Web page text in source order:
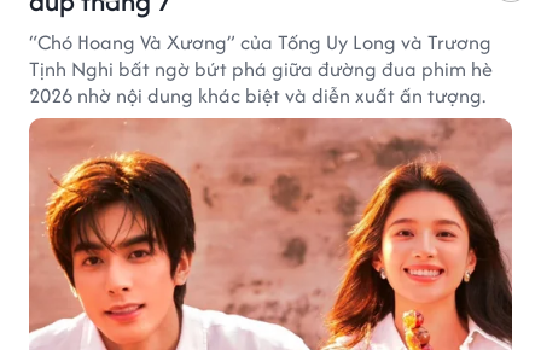
“Chó Hoang Và Xương” của Tống Uy Long và Trương
Tịnh Nghi bất ngờ bứt phá giữa đường đua phim hè
2026 nhờ nội dung khác biệt và diễn xuất ấn tượng.